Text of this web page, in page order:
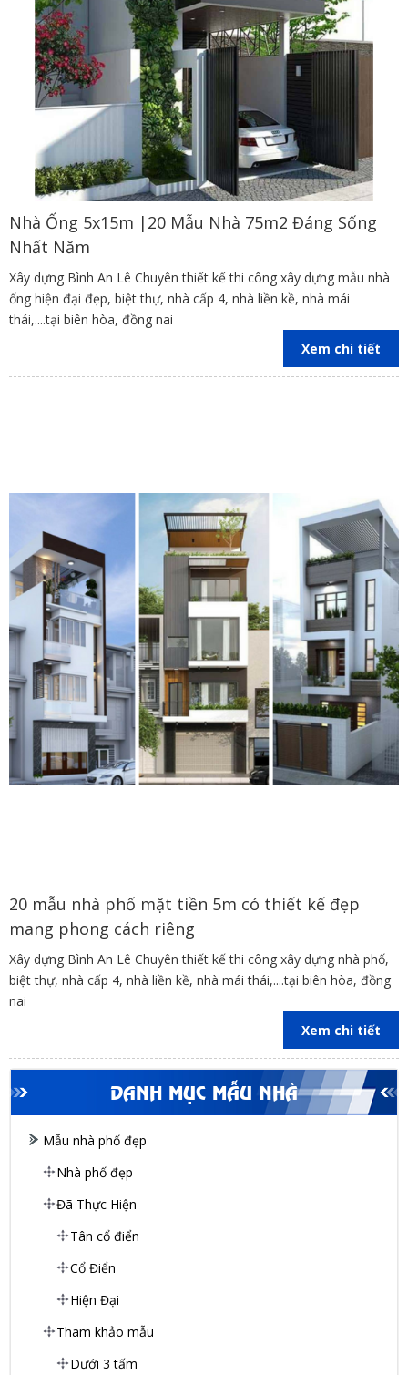
DANH MỤC MẪU NHÀ
Mẫu nhà phố đẹp
Nhà phố đẹp
Đã Thực Hiện
Tân cổ điển
Cổ Điển
Hiện Đại
Tham khảo mẫu
Dưới 3 tấm
Nhà Ống 5x15m |20 Mẫu Nhà 75m2 Đáng Sống
Nhất Năm
Xây dựng Bình An Lê Chuyên thiết kế thi công xây dựng mẫu nhà
ống hiện đại đẹp, biệt thự, nhà cấp 4, nhà liền kề, nhà mái
thái,....tại biên hòa, đồng nai
Xem chi tiết
20 mẫu nhà phố mặt tiền 5m có thiết kế đẹp
mang phong cách riêng
Xây dựng Bình An Lê Chuyên thiết kế thi công xây dựng nhà phố,
biệt thự, nhà cấp 4, nhà liền kề, nhà mái thái,....tại biên hòa, đồng
nai
Xem chi tiết